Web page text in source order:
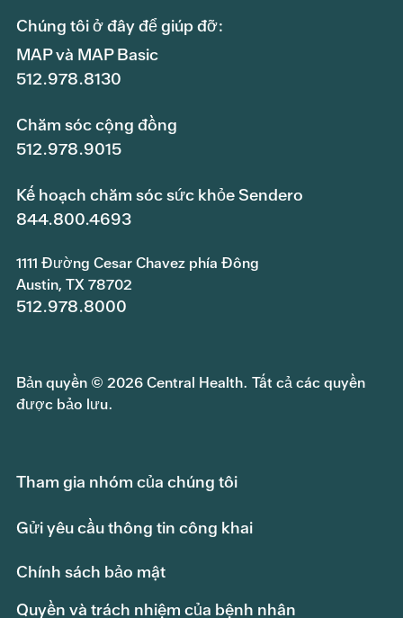
Chúng tôi ở đây để giúp đỡ:
MAP và MAP Basic
512.978.8130
Chăm sóc cộng đồng
512.978.9015
Kế hoạch chăm sóc sức khỏe Sendero
844.800.4693
1111 Đường Cesar Chavez phía Đông
Austin, TX 78702
512.978.8000
Bản quyền © 2026 Central Health. Tất cả các quyền
được bảo lưu.
Tham gia nhóm của chúng tôi
Gửi yêu cầu thông tin công khai
Chính sách bảo mật
Quyền và trách nhiệm của bệnh nhân